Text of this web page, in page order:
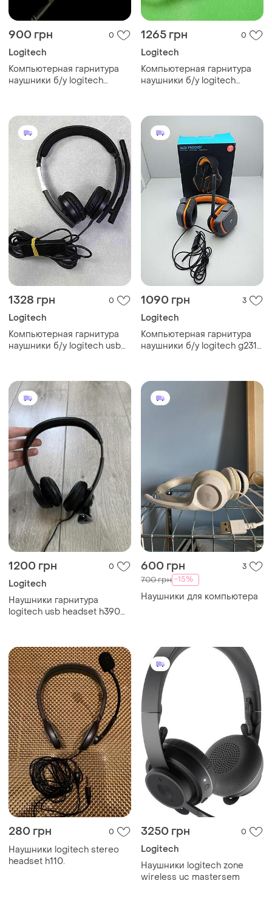
900 грн 0
Logitech
Компьютерная гарнитура
наушники б/у logitech
1265 грн 0
Logitech
Компьютерная гарнитура
наушники б/у logitech
1328 грн 0
Logitech
Компьютерная гарнитура
наушники б/у logitech usb
1090 грн 3
Logitech
Компьютерная гарнитура
наушники б/у logitech g231
1200 грн 0
Logitech
Наушники гарнитура
logitech usb headset h390
600 грн 3
700 грн -15%
Наушники для компьютера
280 грн 0
Наушники logitech stereo
headset h110.
3250 грн 0
Logitech
Наушники logitech zone
wireless uc mastersem